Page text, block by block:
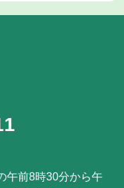
午前8時30分から午